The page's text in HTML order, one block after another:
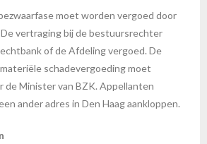
moet worden vergoed door
vertraging bij de bestuursrechter
of de Afdeling vergoed. De
schadevergoeding moet
de Minister van BZK. Appellanten
ander adres in Den Haag aankloppen.